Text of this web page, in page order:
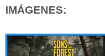
IMÁGENES: